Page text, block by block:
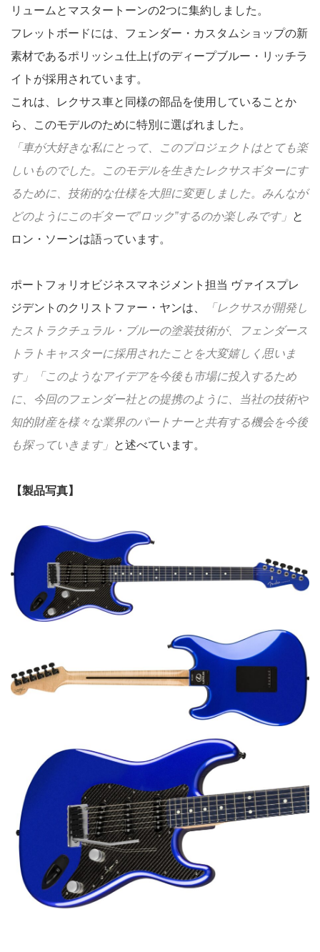
リュームとマスタートーンの2つに集約しました。
フレットボードには、フェンダー・カスタムショップの新
素材であるポリッシュ仕上げのディープブルー・リッチラ
イトが採用されています。
これは、レクサス車と同様の部品を使用していることか
ら、このモデルのために特別に選ばれました。
「車が大好きな私にとって、このプロジェクトはとても楽
しいものでした。このモデルを生きたレクサスギターにす
るために、技術的な仕様を大胆に変更しました。みんなが
どのようにこのギターで”ロック”するのか楽しみです」 と
ロン・ソーンは語っています。
ポートフォリオビジネスマネジメント担当 ヴァイスプレ
ジデントのクリストファー・ヤンは、
「レクサスが開発し
たストラクチュラル・ブルーの塗装技術が、フェンダース
トラトキャスターに採用されたことを大変嬉しく思いま
す」「このようなアイデアを今後も市場に投入するため
に、今回のフェンダー社との提携のように、当社の技術や
知的財産を様々な業界のパートナーと共有する機会を今後
も探っていきます」 と述べています。
【製品写真】